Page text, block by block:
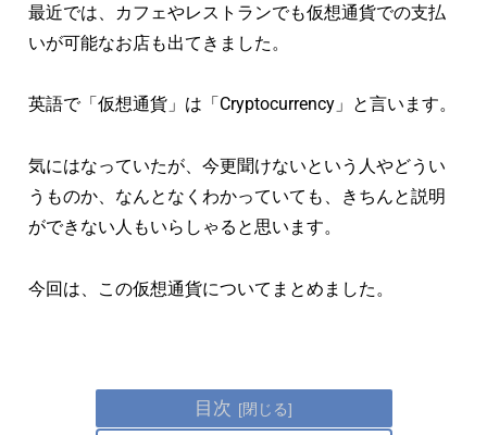
最近では、カフェやレストランでも仮想通貨での支払
いが可能なお店も出てきました。
英語で「仮想通貨」は「Cryptocurrency」と言います。
気にはなっていたが、今更聞けないという人やどうい
うものか、なんとなくわかっていても、きちんと説明
ができない人もいらしゃると思います。
今回は、この仮想通貨についてまとめました。
目次